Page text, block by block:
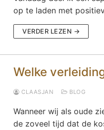
op te laden met
VERDER LEZEN →
Welke
CLAASJAN BLOG
Wanneer wij als oude
de zoveel tijd dat de